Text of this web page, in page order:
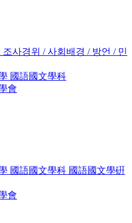
사경위 / 사회배경 / 방언 / 민
國語國文學科
會
國語國文學科 國語國文學硏
會